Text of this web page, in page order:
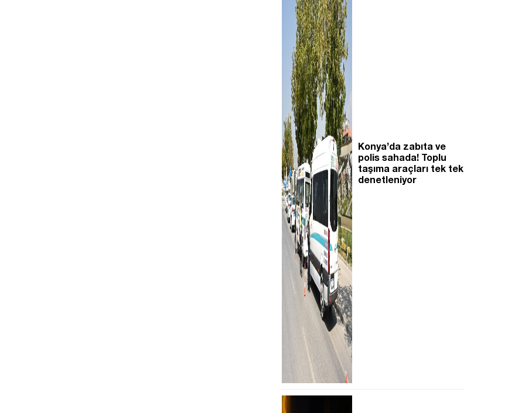
Konya’da zabıta ve
polis sahada! Toplu
taşıma araçları tek tek
denetleniyor